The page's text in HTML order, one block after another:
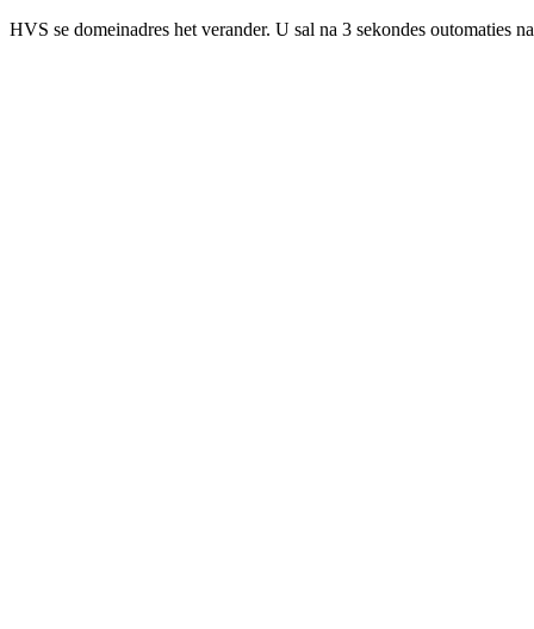
HVS se domeinadres het verander. U sal na 3 sekondes outomaties